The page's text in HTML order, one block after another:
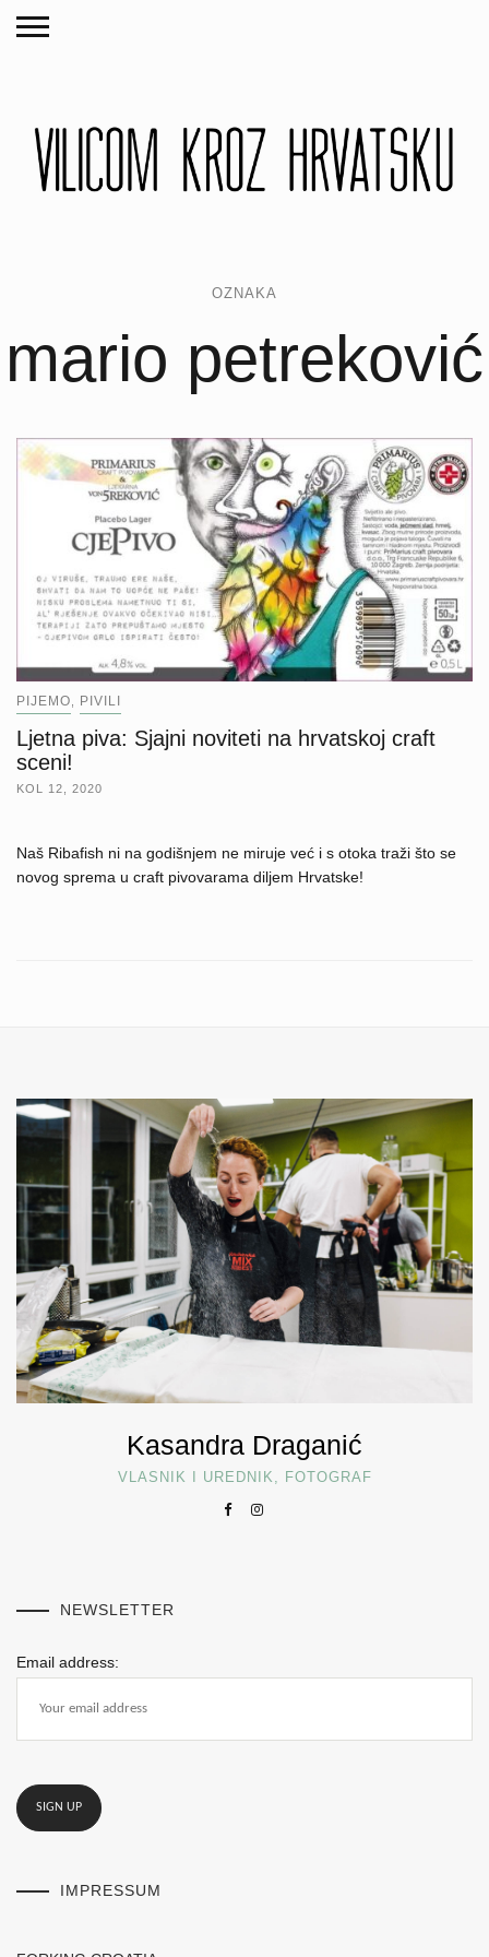
OZNAKA
mario petreković
PIJEMO, PIVILI
Ljetna piva: Sjajni noviteti na hrvatskoj craft
sceni!
KOL 12, 2020
Naš Ribafish ni na godišnjem ne miruje već i s otoka traži što se
novog sprema u craft pivovarama diljem Hrvatske!
Kasandra Draganić
VLASNIK I UREDNIK, FOTOGRAF
NEWSLETTER
Email address:
IMPRESSUM